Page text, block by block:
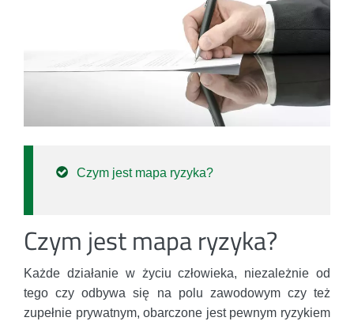
Czym jest mapa ryzyka?
Czym jest mapa ryzyka?
Każde działanie w życiu człowieka, niezależnie od
tego czy odbywa się na polu zawodowym czy też
zupełnie prywatnym, obarczone jest pewnym ryzykiem